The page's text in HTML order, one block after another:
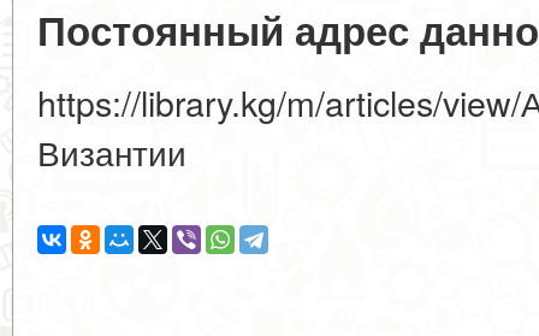
Постоянный адрес
https://library.kg/m/articles/view/
Византии